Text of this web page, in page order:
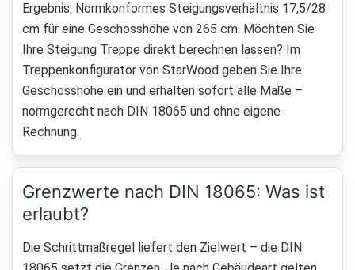
Ergebnis: Normkonformes Steigungsverhältnis 17,5/28
cm für eine Geschosshöhe von 265 cm. Möchten Sie
Ihre Steigung Treppe direkt berechnen lassen? Im
Treppenkonfigurator von StarWood geben Sie Ihre
Geschosshöhe ein und erhalten sofort alle Maße –
normgerecht nach DIN 18065 und ohne eigene
Rechnung.
Grenzwerte nach DIN 18065: Was ist
erlaubt?
Die Schrittmaßregel liefert den Zielwert – die DIN